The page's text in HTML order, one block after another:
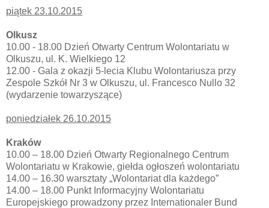
piątek 23.10.2015
Olkusz
10.00 - 18.00 Dzień Otwarty Centrum Wolontariatu w
Olkuszu, ul. K. Wielkiego 12
12.00 - Gala z okazji 5-lecia Klubu Wolontariusza przy
Zespole Szkół Nr 3 w Olkuszu, ul. Francesco Nullo 32
(wydarzenie towarzyszące)
poniedziałek 26.10.2015
Kraków
10.00 – 18.00 Dzień Otwarty Regionalnego Centrum
Wolontariatu w Krakowie, giełda ogłoszeń wolontariatu
14.00 – 16.30 warsztaty „Wolontariat dla każdego”
14.00 – 18.00 Punkt Informacyjny Wolontariatu
Europejskiego prowadzony przez Internationaler Bund